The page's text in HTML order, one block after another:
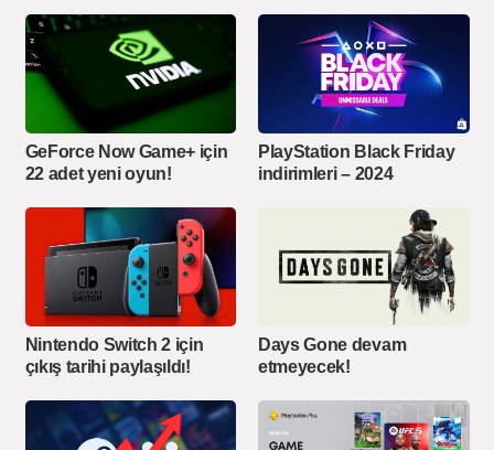
GeForce Now Game+ için
22 adet yeni oyun!
PlayStation Black Friday
indirimleri – 2024
Nintendo Switch 2 için
çıkış tarihi paylaşıldı!
Days Gone devam
etmeyecek!